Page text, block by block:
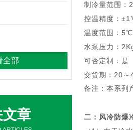
全部
章
制冷量范围：
控温精度：
温度范围：
水泵压力：
可否定制：是
交货期：20～
备注：本系列
二： 风冷防爆